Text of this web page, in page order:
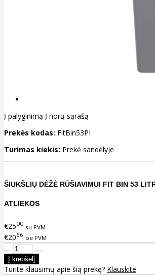
Į palyginimą Į norų sąrašą
Prekės kodas: FitBin53PI
Turimas kiekis: Prekė sandėlyje
ŠIUKŠLIŲ DĖŽĖ RŪŠIAVIMUI FIT BIN 53
ATLIEKOS
€2500 su PVM
€2066 be PVM
Turite klausimų apie šią prekę? Klauskite